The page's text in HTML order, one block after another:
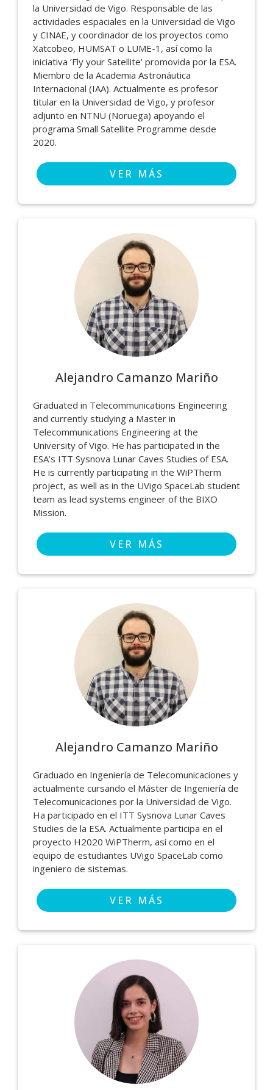
la Universidad de Vigo. Responsable de las
actividades espaciales en la Universidad de Vigo
y CINAE, y coordinador de los proyectos como
Xatcobeo, HUMSAT o LUME-1, así como la
iniciativa ‘Fly your Satellite’ promovida por la ESA.
Miembro de la Academia Astronáutica
Internacional (IAA). Actualmente es profesor
titular en la Universidad de Vigo, y profesor
adjunto en NTNU (Noruega) apoyando el
programa Small Satellite Programme desde
2020.
VER MÁS
Alejandro Camanzo Mariño
Graduated in Telecommunications Engineering
and currently studying a Master in
Telecommunications Engineering at the
University of Vigo. He has participated in the
ESA’s ITT Sysnova Lunar Caves Studies of ESA.
He is currently participating in the WiPTherm
project, as well as in the UVigo SpaceLab student
team as lead systems engineer of the BIXO
Mission.
VER MÁS
Alejandro Camanzo Mariño
Graduado en Ingeniería de Telecomunicaciones y
actualmente cursando el Máster de Ingeniería de
Telecomunicaciones por la Universidad de Vigo.
Ha participado en el ITT Sysnova Lunar Caves
Studies de la ESA. Actualmente participa en el
proyecto H2020 WiPTherm, así como en el
equipo de estudiantes UVigo SpaceLab como
ingeniero de sistemas.
VER MÁS